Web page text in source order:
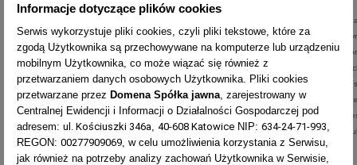
Jeżeli Klient, z przyczyn określonych powyżej, nie może
naprawy ani wymiany albo jeżeli Sprzedawca nie zdoła
zadość takiemu żądaniu w odpowiednim czasie lub gdy
albo wymiana narażałaby Klienta na znaczne
on prawo domagać się stosownego obniżenia ceny albo
od Umowy Sprzedaży. Od Umowy Sprzedaży Klient nie
odstąpić, gdy niezgodność Produktu z Umową Sprzedaży
nieistotna. Przy określaniu odpowiedniego czasu naprawy
wymiany uwzględnia się rodzaj Produktu i cel jego nabycia.
Informacje dotyczące plików cookies
Serwis wykorzystuje pliki cookies, czyli pliki tekstowe, które za
zgodą Użytkownika są przechowywane na komputerze lub urządzeniu
mobilnym Użytkownika, co może wiązać się również z
przetwarzaniem danych osobowych Użytkownika. Pliki cookies
przetwarzane przez Domena Spółka jawna , zarejestrowany w
Centralnej Ewidencji i Informacji o Działalności Gospodarczej pod
adresem: ul. Kościuszki 346a 40-608 Katowice NIP: 634-24-71-993
REGON: 00277909069 , w celu umożliwienia korzystania z Serwisu,
jak również na potrzeby analizy zachowań Użytkownika w Serwisie,